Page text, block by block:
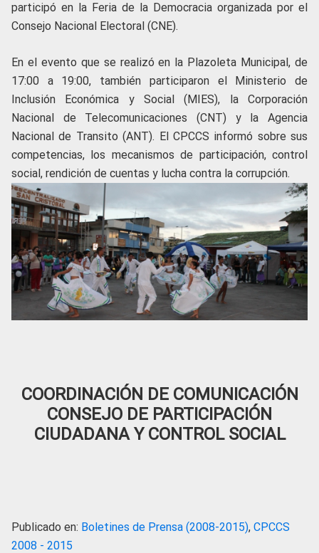
participó en la Feria de la Democracia organizada por el
Consejo Nacional Electoral (CNE).
En el evento que se realizó en la Plazoleta Municipal, de
17:00 a 19:00, también participaron el Ministerio de
Inclusión Económica y Social (MIES), la Corporación
Nacional de Telecomunicaciones (CNT) y la Agencia
Nacional de Transito (ANT). El CPCCS informó sobre sus
competencias, los mecanismos de participación, control
social, rendición de cuentas y lucha contra la corrupción.
COORDINACIÓN DE COMUNICACIÓN
CONSEJO DE PARTICIPACIÓN
CIUDADANA Y CONTROL SOCIAL
Publicado en: Boletines de Prensa (2008-2015), CPCCS
2008 - 2015